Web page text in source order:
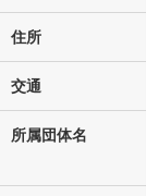
住所
交通
所属団体名